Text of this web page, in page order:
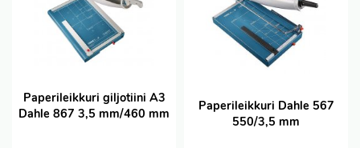
Paperileikkuri giljotiini A3
Dahle 867 3,5 mm/460 mm
Paperileikkuri Dahle 567
550/3,5 mm